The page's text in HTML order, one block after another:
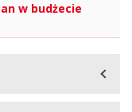
w budżecie